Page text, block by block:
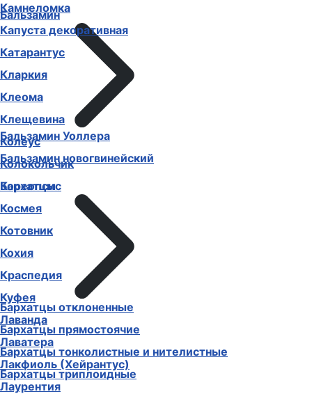
Бальзамин
Бальзамин Уоллера
Бальзамин новогвинейский
Бархатцы
Бархатцы отклоненные
Бархатцы прямостоячие
Бархатцы тонколистные и нителистные
Бархатцы триплоидные
Камнеломка
Капуста декоративная
Катарантус
Кларкия
Клеома
Клещевина
Колеус
Колокольчик
Кореопсис
Космея
Котовник
Кохия
Краспедия
Куфея
Лаванда
Лаватера
Лакфиоль (Хейрантус)
Лаурентия